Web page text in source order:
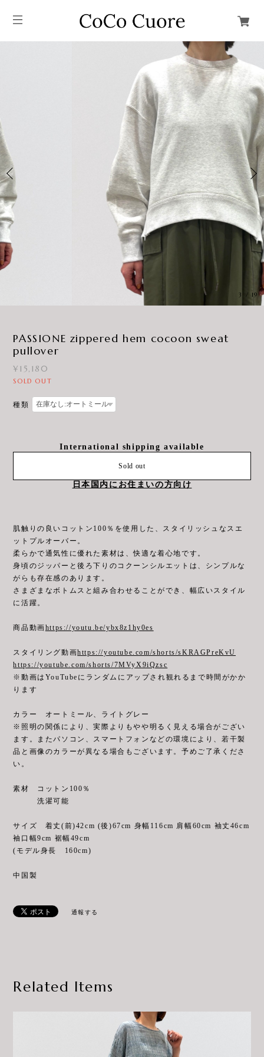
3 / 19
PASSIONE zippered hem cocoon sweat
pullover
¥15,180
SOLD OUT
種類
International shipping available
Sold out
日本国内にお住まいの方向け
肌触りの良いコットン100％を使用した、スタイリッシュなスエ
ットプルオーバー。
柔らかで通気性に優れた素材は、快適な着心地です。
身頃のジッパーと後ろ下りのコクーンシルエットは、シンプルな
がらも存在感のあります。
さまざまなボトムスと組み合わせることができ、幅広いスタイル
に活躍。
商品動画https://youtu.be/ybx8z1hy0es
スタイリング動画https://youtube.com/shorts/sKRAGPreKvU
https://youtube.com/shorts/7MVyX9iQzsc
※動画はYouTubeにランダムにアップされ観れるまで時間がかか
ります
カラー オートミール、ライトグレー
※照明の関係により、実際よりもやや明るく見える場合がござい
ます。またパソコン、スマートフォンなどの環境により、若干製
品と画像のカラーが異なる場合もございます。予めご了承くださ
い。
素材 コットン100％
洗濯可能
サイズ 着丈(前)42cm (後)67cm 身幅116cm 肩幅60cm 袖丈46cm
袖口幅9cm 裾幅49cm
(モデル身長 160cm)
中国製
通報する
Related Items